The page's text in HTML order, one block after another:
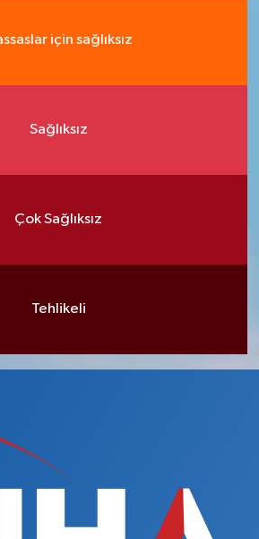
için sağlıksız
Sağlıksız
Çok Sağlıksız
Tehlikeli